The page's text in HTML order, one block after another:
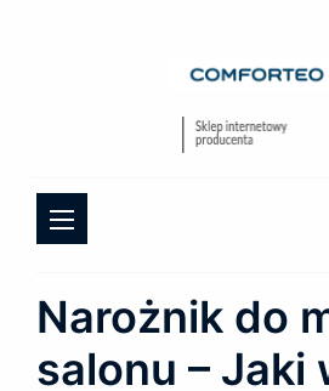
Narożnik do
salonu – Jaki